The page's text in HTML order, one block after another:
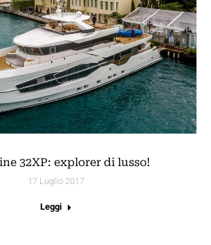
32XP: explorer di lusso!
17 Luglio 2017
Leggi